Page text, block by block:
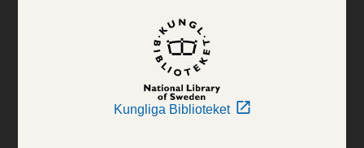
Kungliga Biblioteket